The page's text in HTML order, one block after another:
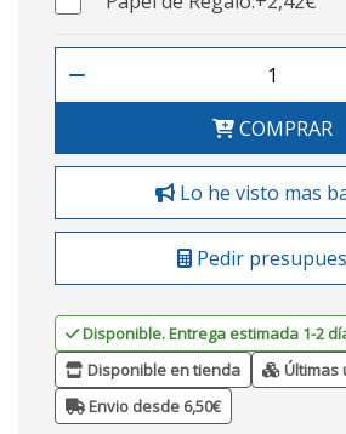
COMPRAR
Lo he visto mas
Pedir
Disponible. Entrega estimada 1-2
Disponible en tienda
Últimas
Envio desde 6,50€